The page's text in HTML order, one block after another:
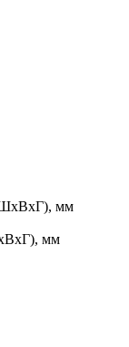
(ШхВхГ), мм
мм